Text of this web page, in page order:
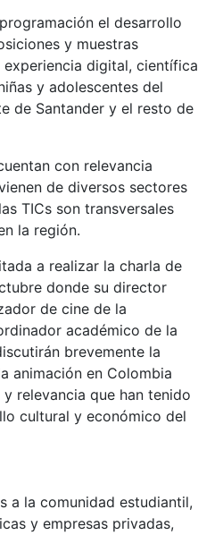
el desarrollo
y muestras
digital, científica
y adolescentes del
de Santander y el resto de
con relevancia
de diversos sectores
TICs son transversales
la región.
a realizar la charla de
donde su director
de cine de la
académico de la
brevemente la
animación en Colombia
relevancia que han tenido
cultural y económico del
a la comunidad estudiantil,
y empresas privadas,